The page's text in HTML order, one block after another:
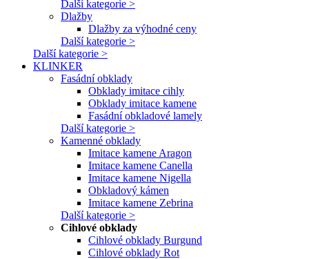
Další kategorie >
Dlažby
Dlažby za výhodné ceny
Další kategorie >
Další kategorie >
KLINKER
Fasádní obklady
Obklady imitace cihly
Obklady imitace kamene
Fasádní obkladové lamely
Další kategorie >
Kamenné obklady
Imitace kamene Aragon
Imitace kamene Canella
Imitace kamene Nigella
Obkladový kámen
Imitace kamene Zebrina
Další kategorie >
Cihlové obklady
Cihlové obklady Burgund
Cihlové obklady Rot